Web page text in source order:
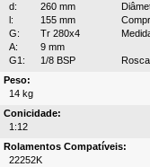
d:
260 mm
l:
155 mm
G:
Tr 280x4
A:
9 mm
G1:
1/8 BSP
Peso:
14 kg
Conicidade:
1:12
Rolamentos Compatíveis:
22252K